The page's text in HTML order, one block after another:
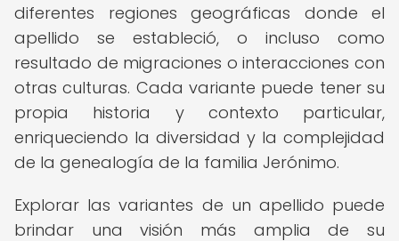
diferentes regiones geográficas donde el
apellido se estableció, o incluso como
resultado de migraciones o interacciones con
otras culturas. Cada variante puede tener su
propia historia y contexto particular,
enriqueciendo la diversidad y la complejidad
de la genealogía de la familia Jerónimo.
Explorar las variantes de un apellido puede
brindar una visión más amplia de su